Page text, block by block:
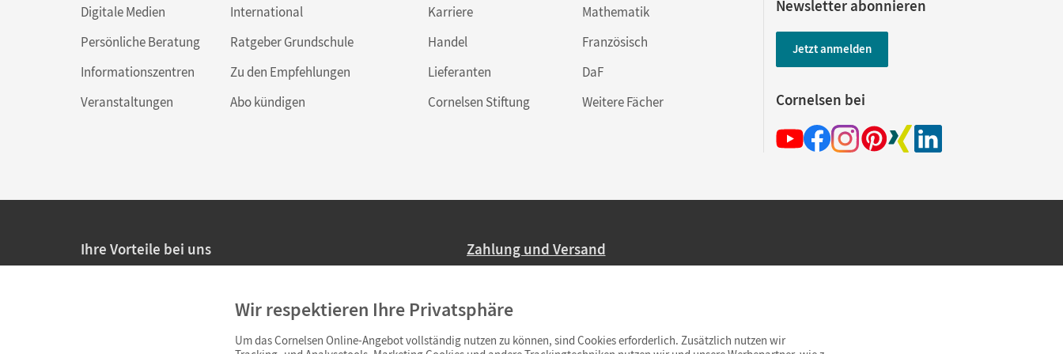
Interaktive Tests
Wir empfehlen die Nutzung aller digitalen Angebote auf unserer Lehr- und Lernplattform lernen.cornelsen.de
Digitale Medien
Persönliche Beratung
Informationszentren
Veranstaltungen
International
Ratgeber Grundschule
Zu den Empfehlungen
Abo kündigen
Karriere
Handel
Lieferanten
Cornelsen Stiftung
Mathematik
Französisch
DaF
Weitere Fächer
Newsletter abonnieren
Jetzt anmelden
Cornelsen bei
Ihre Vorteile bei uns
Persönliche Angebote für Lehrkräfte
Zahlung und Versand
Ab 59,– EUR Bestellwert liefern wir versandkostenfrei innerhalb Deutschlands
(Lieferung in 3–6 Tagen).
Wir respektieren Ihre Privatsphäre
Um das Cornelsen Online-Angebot vollständig nutzen zu können, sind Cookies erforderlich. Zusätzlich nutzen wir